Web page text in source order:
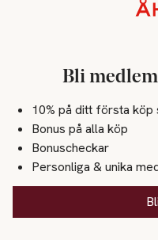
Bli
10% på ditt första köp
Bonus på alla köp
Bonuscheckar
Personliga & unika